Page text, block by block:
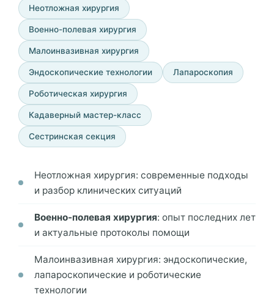
Неотложная хирургия
Военно-полевая хирургия
Малоинвазивная хирургия
Эндоскопические технологии Лапароскопия
Роботическая хирургия
Кадаверный мастер-класс
Сестринская секция
Неотложная хирургия: современные подходы
и разбор клинических ситуаций
Военно-полевая хирургия: опыт последних лет
и актуальные протоколы помощи
Малоинвазивная хирургия: эндоскопические,
лапароскопические и роботические
технологии